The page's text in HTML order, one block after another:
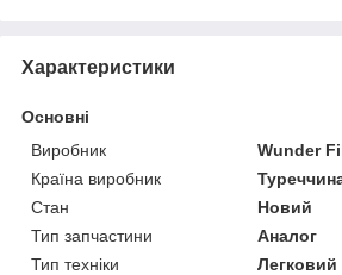
Характеристики
Основні
Виробник
Wunder
Країна виробник
Стан
Новий
Тип запчастини
Аналог
Тип техніки
Легковий